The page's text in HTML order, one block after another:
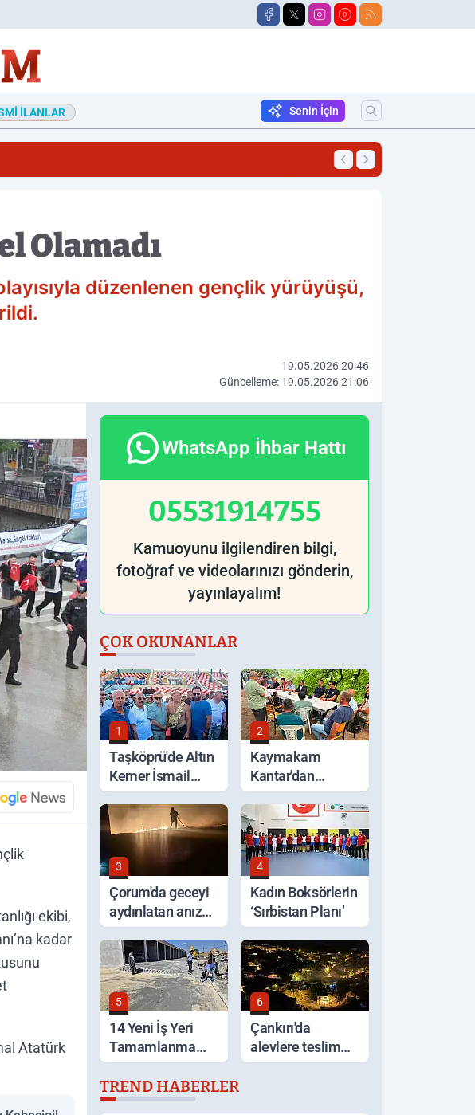
İLANLAR Senin İçin
22:33 Tutuklu Sayısı 5'e
Olamadı
düzenlenen gençlik yürüyüşü,
19.05.2026 20:46
Güncelleme: 19.05.2026 21:06
ekibi,
kadar
Atatürk
WhatsApp İhbar Hattı
05531914755
Kamuoyunu ilgilendiren bilgi,
fotoğraf ve videolarınızı gönderin,
yayınlayalım!
ÇOK OKUNANLAR
1
Taşköprü'de Altın
Kemer İsmail
Balaban'ın Oldu
2
Kaymakam
Kantar'dan
Selden Etkilenen
Bölgelerde
İnceleme
3
Çorum'da geceyi
aydınlatan anız
yangını korkuttu
4
Kadın Boksörlerin
‘Sırbistan Planı’
5
14 Yeni İş Yeri
Tamamlanma
Aşamasında
6
Çankırı'da
alevlere teslim
olan ev küle
TREND HABERLER